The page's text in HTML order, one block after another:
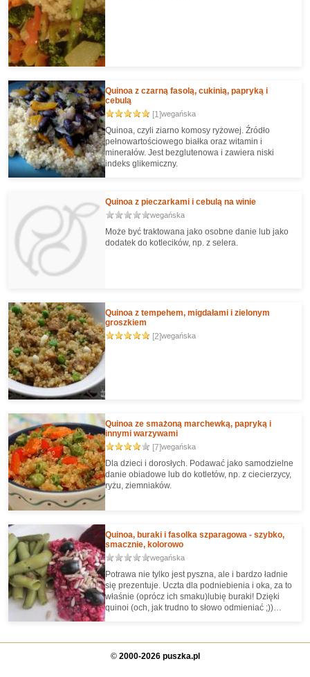
Quinoa z czarną fasolą, cukinią, papryką i
cebulą
[1]wegańska
Quinoa, czyli ziarno komosy ryżowej. Źródło
pełnowartościowego białka oraz witamin i
minerałów. Jest bezglutenowa i zawiera niski
indeks glikemiczny.
Quinoa z pieczarkami i cebulą na winie
wegańska
Może być traktowana jako osobne danie lub jako
dodatek do kotlecików, np. z selera.
Quinoa z tempehem, migdałami i zielonym
groszkiem
[2]wegańska
Quinoa ze smażoną marchewką, papryką i
innymi warzywami
[7]wegańska
Dla dzieci i dorosłych. Podawać jako samodzielne
danie obiadowe lub do kotletów, np. z ciecierzycy,
ryżu, ziemniaków.
Quinoa, buraki i fasolka szparagowa - szybko,
smacznie, kolorowo
wegańska
Potrawa nie tylko jest pyszna, ale i bardzo ładnie
się prezentuje. Uczta dla podniebienia i oka, za to
właśnie (oprócz ich smaku)lubię buraki! Dzięki
quinoi (och, jak trudno to słowo odmieniać ;))
© 2000-2026 puszka.pl